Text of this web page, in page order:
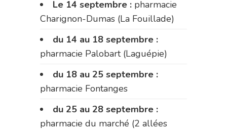
Le 14 septembre : pharmacie
Charignon-Dumas (La Fouillade)
du 14 au 18 septembre :
pharmacie Palobart (Laguépie)
du 18 au 25 septembre :
pharmacie Fontanges
du 25 au 28 septembre :
pharmacie du marché (2 allées